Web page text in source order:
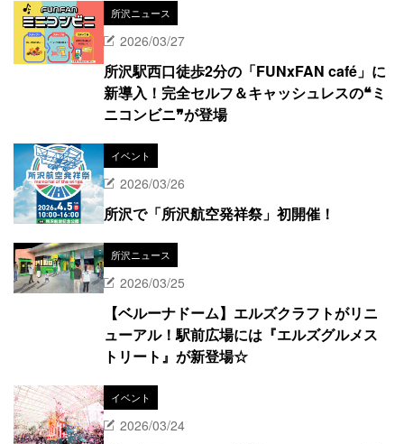
所沢ニュース
2026/03/27
所沢駅西口徒歩2分の「FUNxFAN café」に
新導入！完全セルフ＆キャッシュレスの❝ミ
ニコンビニ❞が登場
イベント
2026/03/26
所沢で「所沢航空発祥祭」初開催！
所沢ニュース
2026/03/25
【ベルーナドーム】エルズクラフトがリニ
ューアル！駅前広場には『エルズグルメス
トリート』が新登場☆
イベント
2026/03/24